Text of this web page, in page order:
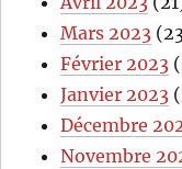
Mars 2023
Février 2023
Janvier 2023
Décembre
Novembre